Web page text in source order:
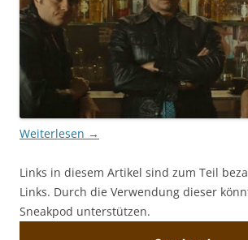
Weiterlesen →
Links in diesem Artikel sind zum Teil
Links. Durch die Verwendung dieser
Sneakpod unterstützen.